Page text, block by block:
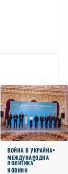
ВОЙНА В УКРАЙНА
МЕЖДУНАРОДНА
ПОЛИТИКА
НОВИНИ